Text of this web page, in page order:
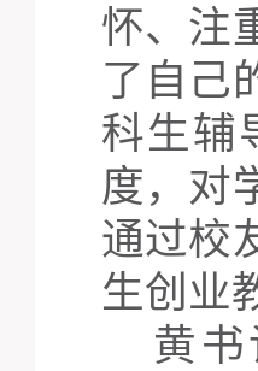
怀、注
了自己
科生辅
度，对
通过校
生创业
黄